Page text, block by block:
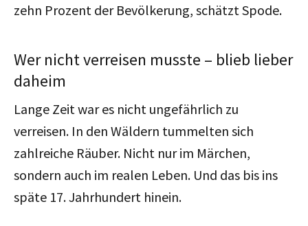
zehn Prozent der Bevölkerung, schätzt Spode.
Wer nicht verreisen musste – blieb lieber
daheim
Lange Zeit war es nicht ungefährlich zu
verreisen. In den Wäldern tummelten sich
zahlreiche Räuber. Nicht nur im Märchen,
sondern auch im realen Leben. Und das bis ins
späte 17. Jahrhundert hinein.